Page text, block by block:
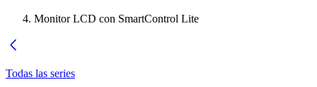
Monitor LCD con SmartControl Lite
Todas las series